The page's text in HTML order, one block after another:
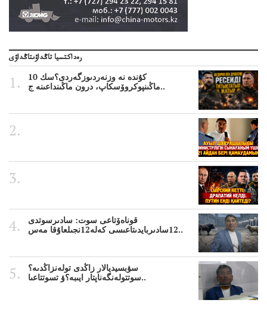
رەداكتسيا تاڭداۋىتاڭداۋى
10 كۇندە نە وزنەردىوزگەردى؟سك
ماڭىنپوكروۆسكاپ، درون ماڭىنداعىنە ج..
قوناەۆتاعى سوت: سادىرسوتدى
12سادىربايدىتاعىسى كەلە12نجىلعاۇقا مەس..
سۋبسيديالار زاڭدى تولەنزاڭدىە؟
سوتتولەنگەناپتار ايىبە؟ۋ تسوتتاعىا..